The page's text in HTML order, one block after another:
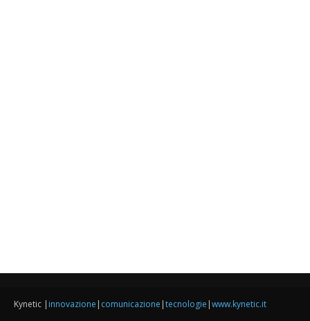
Kynetic | innovazione | comunicazione |tecnologie |www.kynetic.it